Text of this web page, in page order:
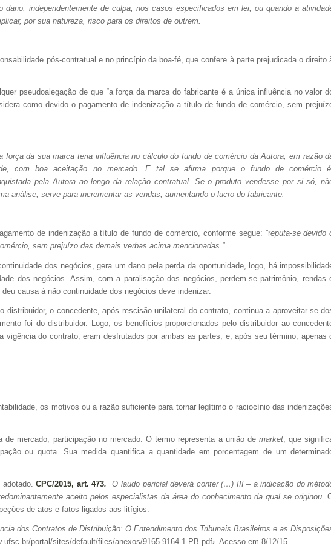
dano, independentemente de culpa, nos casos especificados em lei, ou quando a
por sua natureza, risco para os direitos de outrem.
pós-­contratual e no princípio da boa-fé, que confere à parte prejudicada o direito
pseudoalegação de que “a força da marca do fabricante é a única influência no valor
como devido o pagamento de indenização a título de fundo de comércio, sem
força da sua marca teria influência no cálculo do fundo de comércio da Autora, em razão
com boa aceitação no mercado. E tal se afirma porque o fundo de comércio
pela Autora ao longo da relação contratual. Se o produto vendesse por si só,
análise, serve para incrementar as vendas, aumentando o lucro do fabricante.
de indenização a título de fundo de comércio, conforme segue: ”reputa-se devido
sem prejuízo das demais verbas acima mencionadas.”
dos negócios, gera um dano pela perda da oportunidade, logo, há
dos negócios. Assim, com a paralisação dos negócios, perdem-se patrimônio, rendas
causa à não continuidade dos negócios deve indenizar.
o concedente, após rescisão unilateral do contrato, continua a aproveitar-­se
foi do distribuidor. Logo, os benefícios proporcionados pelo distribuidor ao
vigência do contrato, eram desfrutados por ambas as partes, e, após seu término, apenas
os motivos ou a razão suficiente para tornar legítimo o raciocínio das
de mercado; participação no mercado. O termo representa a união de market , que
ou quota. Sua medida quantifica a quantidade em porcentagem de um
adotado.CPC/2015, art. 473. O laudo pericial deverá conter (…) III – a indicação do
aceito pelos especialistas da área do conhecimento da qual se originou.
de atos e fatos ligados aos litígios.
dos Contratos de Distribuição: O Entendimento dos Tribunais Brasileiros e as
portal/sites/default/files/anexos/9165-9164-1-PB.pdf›. Acesso em 8/12/15.